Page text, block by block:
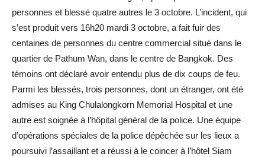
personnes et blessé quatre autres le 3 octobre. L’incident, qui
s’est produit vers 16h20 mardi 3 octobre, a fait fuir des
centaines de personnes du centre commercial situé dans le
quartier de Pathum Wan, dans le centre de Bangkok. Des
témoins ont déclaré avoir entendu plus de dix coups de feu.
Parmi les blessés, trois personnes, dont un étranger, ont été
admises au King Chulalongkorn Memorial Hospital et une
autre est soignée à l’hôpital général de la police. Une équipe
d’opérations spéciales de la police dépêchée sur les lieux a
poursuivi l’assaillant et a réussi à le coincer à l’hôtel Siam